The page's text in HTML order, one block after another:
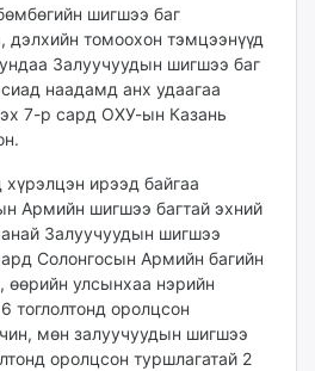
шигшээ баг
дэлхийн томоохон тэмцээнүүд
Залуучуудын шигшээ баг
наадамд анх удаагаа
7-р сард ОХУ-ын Казань
ирээд байгаа
Армийн шигшээ багтай эхний
Залуучуудын шигшээ
Солонгосын Армийн багийн
өөрийн улсынхаа нэрийн
тоглолтонд оролцсон
мөн залуучуудын шигшээ
оролцсон туршлагатай 2